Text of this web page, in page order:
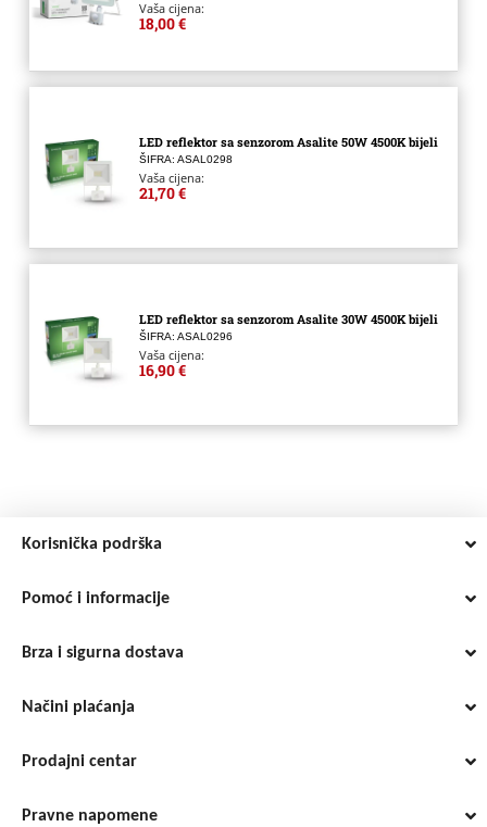
Vaša cijena:
18,00 €
LED reflektor sa senzorom Asalite 50W 4500K bijeli
ŠIFRA: ASAL0298
Vaša cijena:
21,70 €
LED reflektor sa senzorom Asalite 30W 4500K bijeli
ŠIFRA: ASAL0296
Vaša cijena:
16,90 €
Korisnička podrška
Pomoć i informacije
Brza i sigurna dostava
Načini plaćanja
Prodajni centar
Pravne napomene